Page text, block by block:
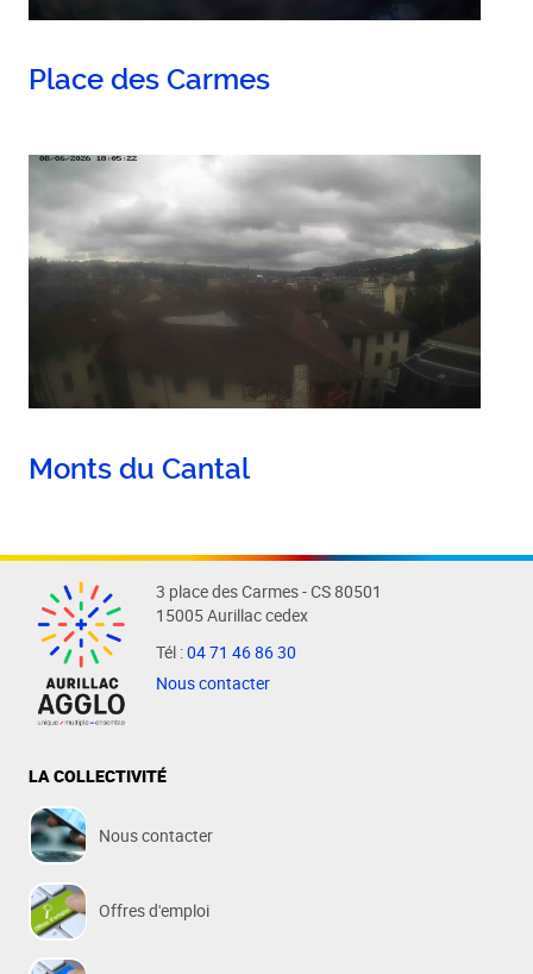
Place des Carmes
Monts du Cantal
3 place des Carmes - CS 80501
15005 Aurillac cedex
Tél :04 71 46 86 30
Nous contacter
LA COLLECTIVITÉ
Nous contacter
Offres d'emploi